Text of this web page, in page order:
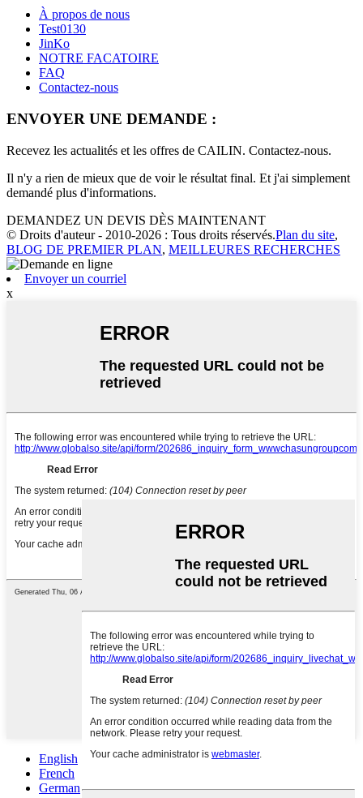
À propos de nous
Test0130
JinKo
NOTRE FACATOIRE
FAQ
Contactez-nous
ENVOYER UNE DEMANDE :
Recevez les actualités et les offres de CAILIN. Contactez-nous.
Il n'y a rien de mieux que de voir le résultat final. Et j'ai simplement
demandé plus d'informations.
DEMANDEZ UN DEVIS DÈS MAINTENANT
© Droits d'auteur - 2010-2026 : Tous droits réservés.Plan du site,
BLOG DE PREMIER PLAN, MEILLEURES RECHERCHES
Envoyer un courriel
x
English
French
German